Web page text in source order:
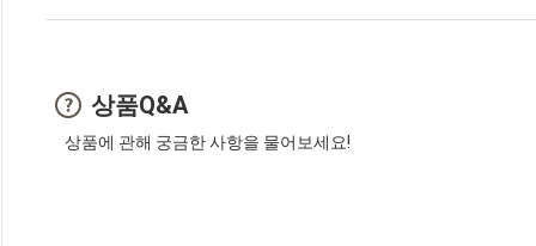
상품Q&A
상품에 관해 궁금한 사항을 물어보세요!